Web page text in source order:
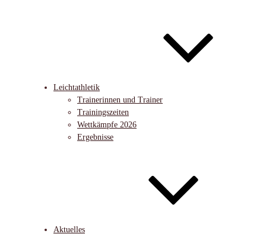
Leichtathletik
Trainerinnen und Trainer
Trainingszeiten
Wettkämpfe 2026
Ergebnisse
Aktuelles